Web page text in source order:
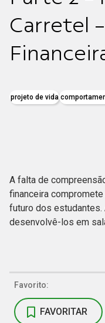
Carretel
projeto de vida
A falta de
financeira
futuro dos
desenvolvê-los em
Favorito:
FAVORITAR